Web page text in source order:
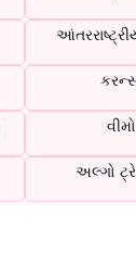
વીમો
અલ્ગો